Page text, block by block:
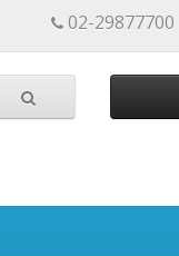
02-29877700